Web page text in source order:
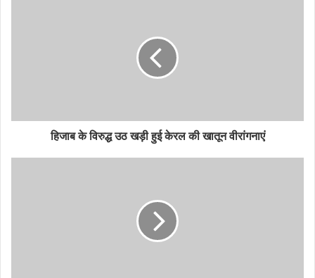
हिजाब के विरुद्ध उठ खड़ी हुई केरल की खातून वीरांगनाएं